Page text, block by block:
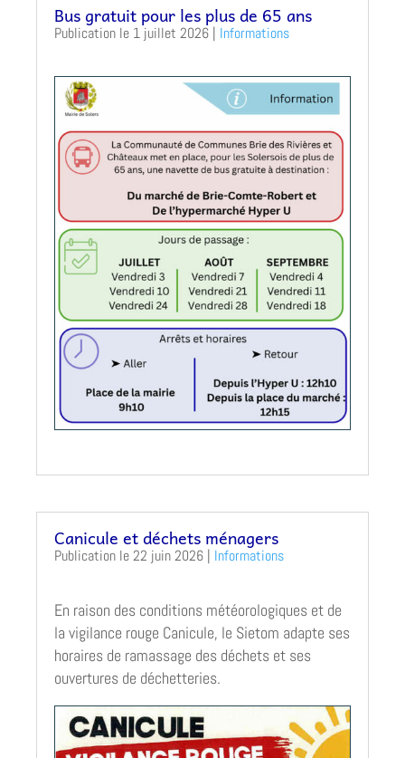
Bus gratuit pour les plus de 65 ans
1 juillet 2026 | Informations
Canicule et déchets ménagers
22 juin 2026 | Informations
En raison des conditions météorologiques et de
la vigilance rouge Canicule, le Sietom adapte ses
horaires de ramassage des déchets et ses
ouvertures de déchetteries.